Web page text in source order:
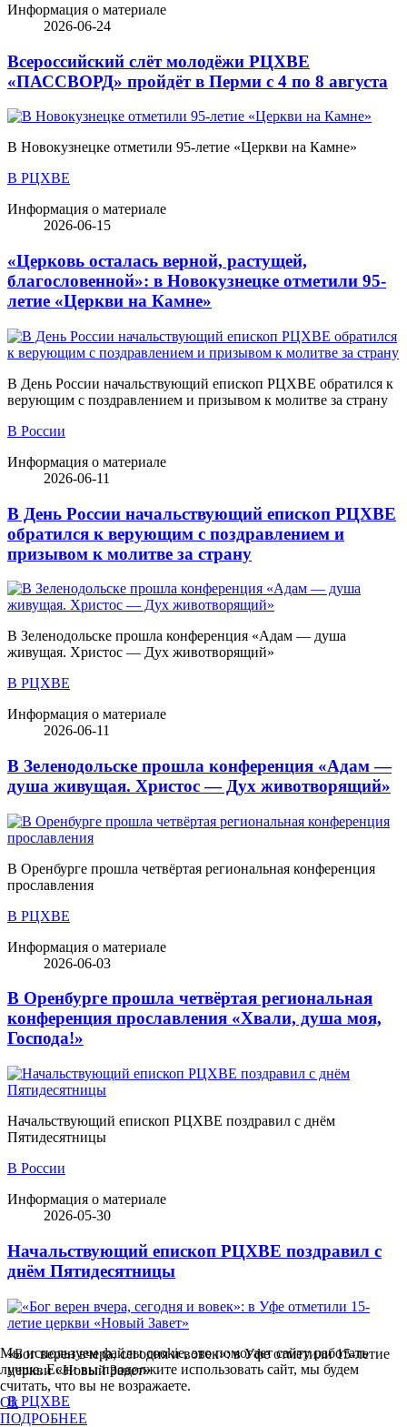
Информация о материале
2026-06-24
Всероссийский слёт молодёжи РЦХВЕ
«ПАССВОРД» пройдёт в Перми с 4 по 8 августа
В Новокузнецке отметили 95-летие «Церкви на Камне»
В РЦХВЕ
Информация о материале
2026-06-15
«Церковь осталась верной, растущей,
благословенной»: в Новокузнецке отметили 95-
летие «Церкви на Камне»
В День России начальствующий епископ РЦХВЕ обратился к
верующим с поздравлением и призывом к молитве за страну
В России
Информация о материале
2026-06-11
В День России начальствующий епископ РЦХВЕ
обратился к верующим с поздравлением и
призывом к молитве за страну
В Зеленодольске прошла конференция «Адам — душа
живущая. Христос — Дух животворящий»
В РЦХВЕ
Информация о материале
2026-06-11
В Зеленодольске прошла конференция «Адам —
душа живущая. Христос — Дух животворящий»
В Оренбурге прошла четвёртая региональная конференция
прославления
В РЦХВЕ
Информация о материале
2026-06-03
В Оренбурге прошла четвёртая региональная
конференция прославления «Хвали, душа моя,
Господа!»
Начальствующий епископ РЦХВЕ поздравил с днём
Пятидесятницы
В России
Информация о материале
2026-05-30
Начальствующий епископ РЦХВЕ поздравил с
днём Пятидесятницы
«Бог верен вчера, сегодня и вовек»: в Уфе отметили 15-летие
церкви «Новый Завет»
В РЦХВЕ
Мы используем файлы cookie, это помогает сайту работать
лучше. Если вы продолжите использовать сайт, мы будем
считать, что вы не возражаете.
Ok
ПОДРОБНЕЕ